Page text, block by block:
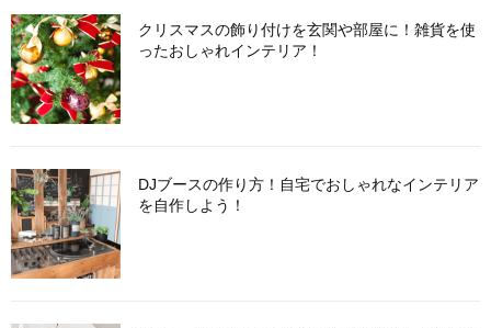
クリスマスの飾り付けを玄関や部屋に！雑貨を使
ったおしゃれインテリア！
DJブースの作り方！自宅でおしゃれなインテリア
を自作しよう！